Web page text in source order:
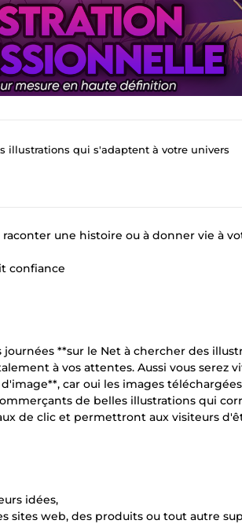
illustrations qui s'adaptent à votre univers
raconter une histoire ou à donner vie à
confiance
**sur le Net à chercher des
à vos attentes. Aussi vous serez
car oui les images
de belles illustrations qui
de clic et permettront aux visiteurs
idées,
sites web, des produits ou tout autre